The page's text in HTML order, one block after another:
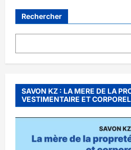
Rechercher
SAVON KZ : LA MERE DE LA
VESTIMENTAIRE ET